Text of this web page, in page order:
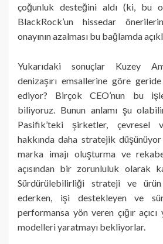
çoğunluk desteğini aldı (ki, bu
BlackRock’un hissedar
onayının azalması bu bağlamda
Yukarıdaki sonuçlar Kuzey
denizaşırı emsallerine göre
ediyor? Birçok CEO’nun bu
biliyoruz. Bunun anlamı şu
Pasifik’teki şirketler, çevresel
hakkında daha stratejik
marka imajı oluşturma ve
açısından bir zorunluluk olarak
Sürdürülebilirliği strateji ve
ederken, işi destekleyen ve
performansa yön veren çığır
modelleri yaratmayı bekliyorlar.